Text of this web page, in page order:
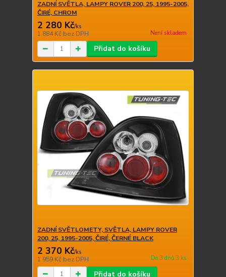
ZADNÍ SVĚTLA, LAMPY ROVER 200, 25, 1995-2005,
ČIRÉ, CHROM
2 280 Kč/ks
1 884 Kč bez DPH Není skladem
Přidat do košíku
ZADNÍ SVĚTLOMETY, SVĚTLA, LAMPY ROVER
200, 25, 1995-2005, ČIRÉ, ČERNÉ BLACK
2 370 Kč/ks
1 959 Kč bez DPH Do 3 dnů 3 ks
Přidat do košíku